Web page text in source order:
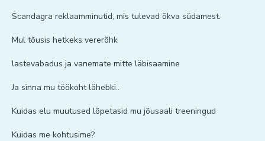
Scandagra reklaamminutid, mis tulevad õkva südamest.
Mul tõusis hetkeks vererõhk
lastevabadus ja vanemate mitte läbisaamine
Ja sinna mu töökoht lähebki..
Kuidas elu muutused lõpetasid mu jõusaali treeningud
Kuidas me kohtusime?